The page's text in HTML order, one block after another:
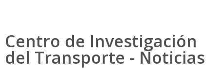
Centro de Investigación
del Transporte - Noticias